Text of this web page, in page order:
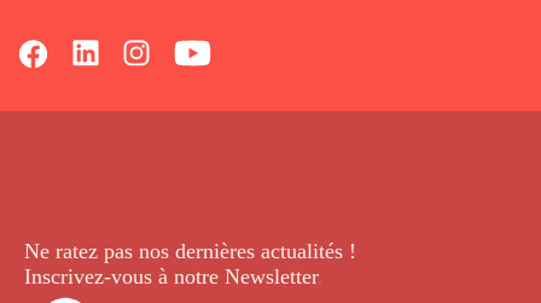
Ne ratez pas nos dernières actualités !
Inscrivez-vous à notre Newsletter.